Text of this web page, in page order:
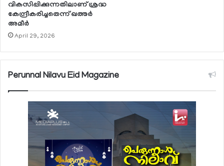
വികസിപ്പിക്കുന്നതിലാണ് ശ്രദ്ധ
കേന്ദ്രീകരിച്ചതെന്ന് ഖത്തര്‍
അമീര്‍
April 29, 2026
Perunnal Nilavu Eid Magazine